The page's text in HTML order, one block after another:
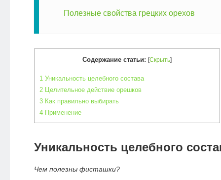
Полезные свойства грецких орехов
Содержание статьи: [Скрыть]
1 Уникальность целебного состава
2Целительное действие орешков
3Как правильно выбирать
4Применение
Уникальность целебного
Чем полезны фисташки?